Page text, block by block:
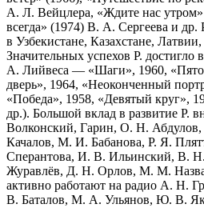
А. Л. Вейцлера, «Ждите нас
всегда» (1974) В. А. Сергеева и др.
в Узбекистане, Казахстане,
Значительных успехов Р. достигло
А. Лийвеса — «Шаги», 1960,
дверь», 1964, «Неоконченный
«Победа», 1958, «Девятый круг»,
др.). Большой вклад в развитие Р.
Волконский, Гарин, О. Н.
Качалов, М. И. Бабанова, Р. Я.
Сперантова, И. В. Ильинский, В.
Журавлёв, Д. Н. Орлов, М. М.
активно работают на радио А. Н.
В. Баталов, М. А. Ульянов, Ю. В.